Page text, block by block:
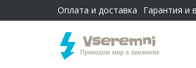
Оплата и доставка Гарантия и